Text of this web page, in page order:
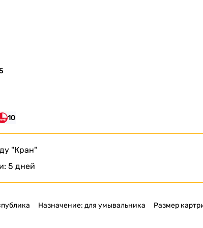
10
"Кран"
5 дней
Назначение: для умывальника Размер